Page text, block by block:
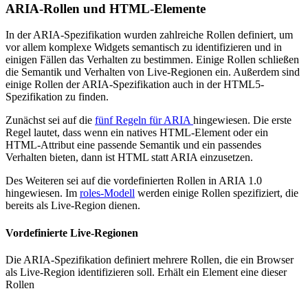
ARIA-Rollen und HTML-Elemente
In der ARIA-Spezifikation wurden zahlreiche Rollen definiert, um
vor allem komplexe Widgets semantisch zu identifizieren und in
einigen Fällen das Verhalten zu bestimmen. Einige Rollen schließen
die Semantik und Verhalten von Live-Regionen ein. Außerdem sind
einige Rollen der ARIA-Spezifikation auch in der HTML5-
Spezifikation zu finden.
Zunächst sei auf die fünf Regeln für ARIA hingewiesen. Die erste
Regel lautet, dass wenn ein natives HTML-Element oder ein
HTML-Attribut eine passende Semantik und ein passendes
Verhalten bieten, dann ist HTML statt ARIA einzusetzen.
Des Weiteren sei auf die vordefinierten Rollen in ARIA 1.0
hingewiesen. Im roles-Modell werden einige Rollen spezifiziert, die
bereits als Live-Region dienen.
Vordefinierte Live-Regionen
Die ARIA-Spezifikation definiert mehrere Rollen, die ein Browser
als Live-Region identifizieren soll. Erhält ein Element eine dieser
Rollen